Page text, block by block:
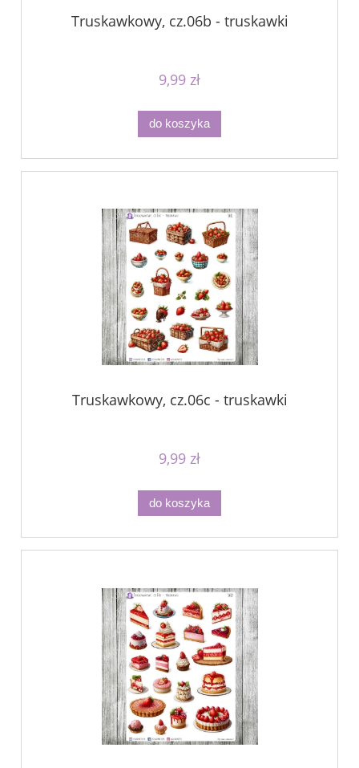
Truskawkowy, cz.06b - truskawki
9,99 zł
do koszyka
Truskawkowy, cz.06c - truskawki
9,99 zł
do koszyka